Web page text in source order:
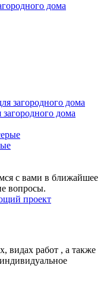
дома
дома
с вами в ближайшее
вопросы.
проект
видах работ , а также